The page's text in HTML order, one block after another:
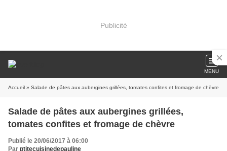
Publicité
MENU
Accueil » Salade de pâtes aux aubergines grillées, tomates confites et fromage de chèvre
Salade de pâtes aux aubergines grillées,
tomates confites et fromage de chèvre
Publié le 20/06/2017 à 06:00
Par ptitecuisinedepauline